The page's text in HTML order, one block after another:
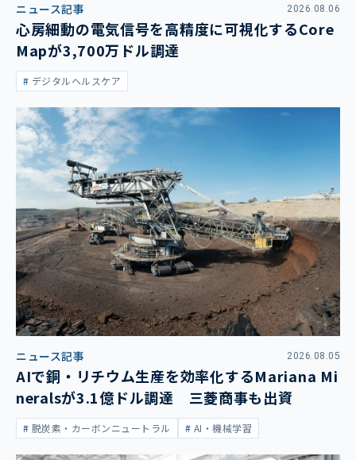
ニュース記事 2026.08.06
心房細動の電気信号を高精度に可視化するCore
Mapが3,700万ドル調達
デジタルヘルスケア
ニュース記事 2026.08.05
AIで銅・リチウム生産を効率化するMariana Mi
neralsが3.1億ドル調達 三菱商事も出資
脱炭素・カーボンニュートラル AI・機械学習